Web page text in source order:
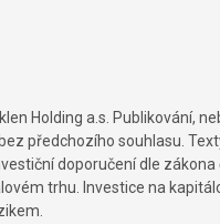
Holding a.s. Publikování,
předchozího souhlasu.
doporučení dle zákona
trhu. Investice na